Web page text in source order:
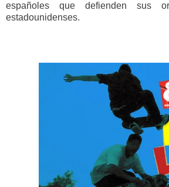
españoles que defienden sus
estadounidenses.